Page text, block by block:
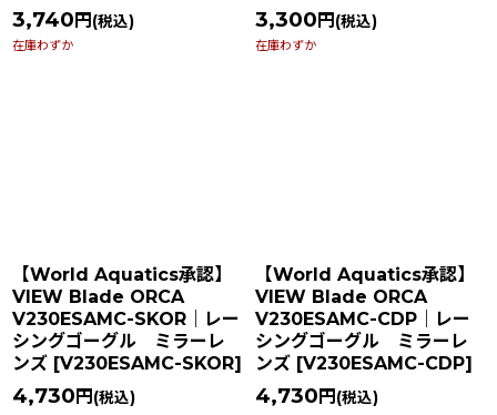
3,740 円 (税込)
在庫わずか
3,300 円 (税込)
在庫わずか
【World Aquatics承認】
VIEW Blade ORCA
V230ESAMC-SKOR｜レー
シングゴーグル ミラーレ
ンズ [V230ESAMC-SKOR]
4,730 円 (税込)
【World Aquatics承認】
VIEW Blade ORCA
V230ESAMC-CDP｜レー
シングゴーグル ミラーレ
ンズ [V230ESAMC-CDP]
4,730 円 (税込)